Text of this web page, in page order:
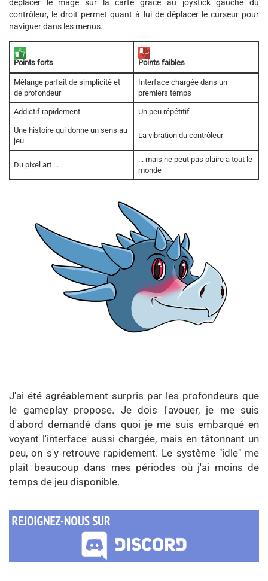
déplacer le mage sur la carte grâce au joystick gauche du
contrôleur, le droit permet quant à lui de déplacer le curseur pour
naviguer dans les menus.
Points forts Points faibles
Mélange parfait de simplicité et
de profondeur
Interface chargée dans un
premiers temps
Addictif rapidement Un peu répétitif
Une histoire qui donne un sens au
jeu
La vibration du contrôleur
Du pixel art ...
... mais ne peut pas plaire a tout le
monde
J'ai été agréablement surpris par les profondeurs que
le gameplay propose. Je dois l'avouer, je me suis
d'abord demandé dans quoi je me suis embarqué en
voyant l'interface aussi chargée, mais en tâtonnant un
peu, on s'y retrouve rapidement. Le système "idle" me
plaît beaucoup dans mes périodes où j'ai moins de
temps de jeu disponible.